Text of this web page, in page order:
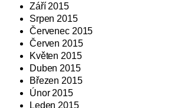
Září 2015
Srpen 2015
Červenec 2015
Červen 2015
Květen 2015
Duben 2015
Březen 2015
Únor 2015
Leden 2015